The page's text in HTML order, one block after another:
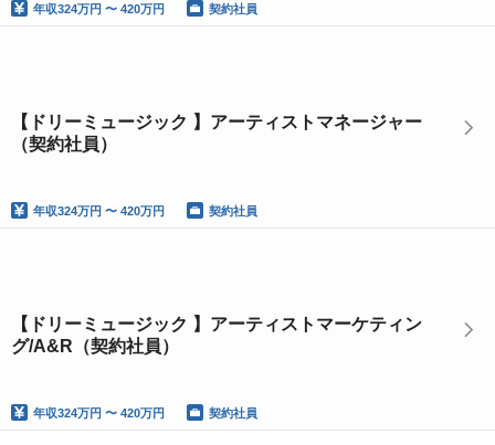
年収324万円 〜 420万円 契約社員
【ドリーミュージック 】アーティストマネージャー
（契約社員）
年収324万円 〜 420万円 契約社員
【ドリーミュージック 】アーティストマーケティン
グ/A&R（契約社員）
年収324万円 〜 420万円 契約社員